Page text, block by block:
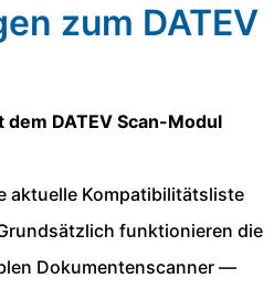
zum DATEV
DATEV Scan-Modul
aktuelle Kompatibilitätsliste
funktionieren die
Dokumentenscanner —